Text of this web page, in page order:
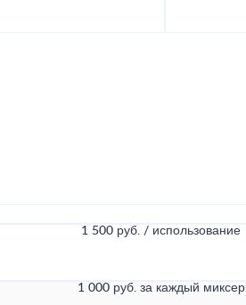
1 500 руб. / использование
1 000 руб. за каждый миксер